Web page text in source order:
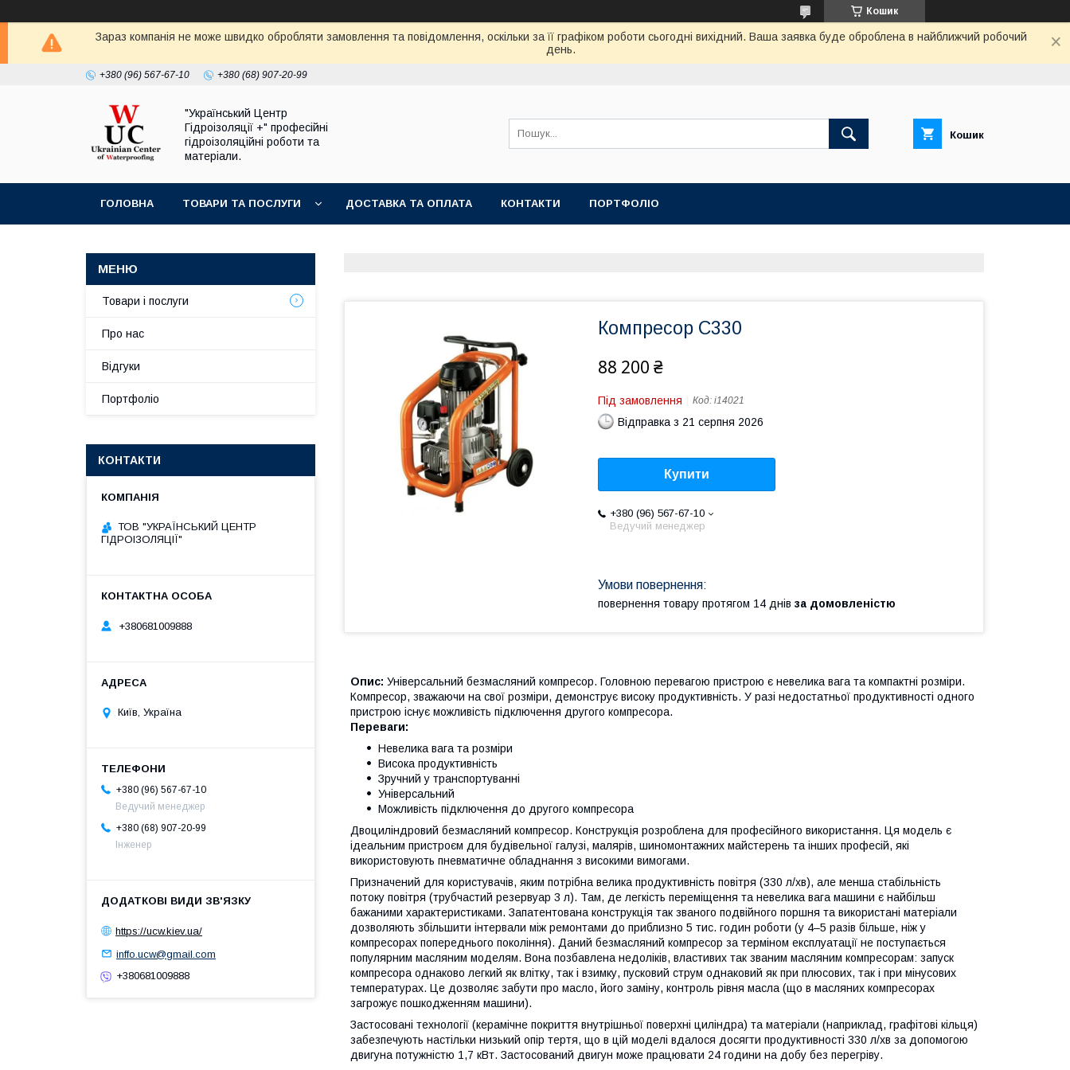
Кошик
Зараз компанія не може швидко обробляти замовлення та повідомлення, оскільки за її графіком роботи сьогодні вихідний. Ваша заявка буде оброблена в найближчий робочий
день.
+380 (96) 567-67-10 +380 (68) 907-20-99
"Український Центр
Гідроізоляції +" професійні
гідроізоляційні роботи та
матеріали.
Кошик
ГОЛОВНА ТОВАРИ ТА ПОСЛУГИ ДОСТАВКА ТА ОПЛАТА КОНТАКТИ ПОРТФОЛІО
Компресор C330
88 200 ₴
Під замовлення Код: i14021
Відправка з 21 серпня 2026
Купити
+380 (96) 567-67-10
Ведучий менеджер
повернення товару протягом 14 днів за домовленістю
Опис: Універсальний безмасляний компресор. Головною перевагою пристрою є невелика вага та компактні розміри.
Компресор, зважаючи на свої розміри, демонструє високу продуктивність. У разі недостатньої продуктивності одного
пристрою існує можливість підключення другого компресора.
Переваги:
Невелика вага та розміри
Висока продуктивність
Зручний у транспортуванні
Універсальний
Можливість підключення до другого компресора
Двоциліндровий безмасляний компресор. Конструкція розроблена для професійного використання. Ця модель є
ідеальним пристроєм для будівельної галузі, малярів, шиномонтажних майстерень та інших професій, які
використовують пневматичне обладнання з високими вимогами.
Призначений для користувачів, яким потрібна велика продуктивність повітря (330 л/хв), але менша стабільність
потоку повітря (трубчастий резервуар 3 л). Там, де легкість переміщення та невелика вага машини є найбільш
бажаними характеристиками. Запатентована конструкція так званого подвійного поршня та використані матеріали
дозволяють збільшити інтервали між ремонтами до приблизно 5 тис. годин роботи (у 4–5 разів більше, ніж у
компресорах попереднього покоління). Даний безмасляний компресор за терміном експлуатації не поступається
популярним масляним моделям. Вона позбавлена недоліків, властивих так званим масляним компресорам: запуск
компресора однаково легкий як влітку, так і взимку, пусковий струм однаковий як при плюсових, так і при мінусових
температурах. Це дозволяє забути про масло, його заміну, контроль рівня масла (що в масляних компресорах
загрожує пошкодженням машини).
Застосовані технології (керамічне покриття внутрішньої поверхні циліндра) та матеріали (наприклад, графітові кільця)
забезпечують настільки низький опір тертя, що в цій моделі вдалося досягти продуктивності 330 л/хв за допомогою
двигуна потужністю 1,7 кВт. Застосований двигун може працювати 24 години на добу без перегріву.
Товари і послуги
Про нас
Відгуки
Портфоліо
КОНТАКТИ
ТОВ "УКРАЇНСЬКИЙ ЦЕНТР
ГІДРОІЗОЛЯЦІЇ"
+380681009888
Київ, Україна
+380 (96) 567-67-10
Ведучий менеджер
+380 (68) 907-20-99
Інженер
https://ucw.kiev.ua/
inffo.ucw@gmail.com
+380681009888